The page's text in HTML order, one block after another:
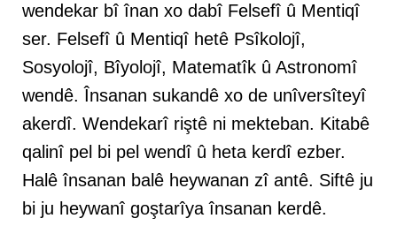
wendekar bî înan xo dabî Felsefî û Mentiqî
ser. Felsefî û Mentiqî hetê Psîkolojî,
Sosyolojî, Bîyolojî, Matematîk û Astronomî
wendê. Însanan sukandê xo de unîversîteyî
akerdî. Wendekarî riştê ni mekteban. Kitabê
qalinî pel bi pel wendî û heta kerdî ezber.
Halê însanan balê heywanan zî antê. Siftê ju
bi ju heywanî goştarîya însanan kerdê.